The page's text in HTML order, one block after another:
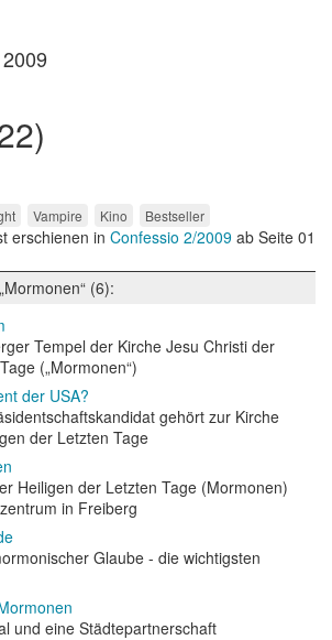
Vampire Kino Bestseller
erschienen in Confessio 2/2009 ab Seite 01
(6):
Tempel der Kirche Jesu Christi der
(„Mormonen“)
der USA?
gehört zur Kirche
der Letzten Tage
Heiligen der Letzten Tage (Mormonen)
in Freiberg
Glaube - die wichtigsten
und eine Städtepartnerschaft